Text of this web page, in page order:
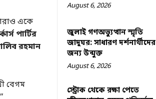
একে
পার্টির
রহমান
বেগম
August 6, 2026
জুলাই গণঅভ্যুত্থান স্মৃতি
জাদুঘর: সাধারণ দর্শনার্থীদের
জন্য উন্মুক্ত
August 6, 2026
স্ট্রোক থেকে রক্ষা পেতে